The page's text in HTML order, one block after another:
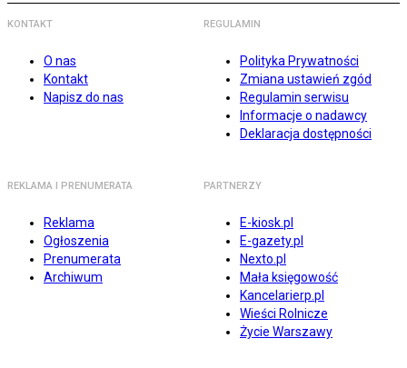
KONTAKT
O nas
Kontakt
Napisz do nas
REGULAMIN
Polityka Prywatności
Zmiana ustawień zgód
Regulamin serwisu
Informacje o nadawcy
Deklaracja dostępności
REKLAMA I PRENUMERATA
Reklama
Ogłoszenia
Prenumerata
Archiwum
PARTNERZY
E-kiosk.pl
E-gazety.pl
Nexto.pl
Mała księgowość
Kancelarierp.pl
Wieści Rolnicze
Życie Warszawy